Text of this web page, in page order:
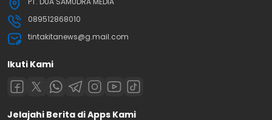
089512868010
tintakitanews@g.mail.com
Ikuti Kami
Jelajahi Berita di Apps Kami